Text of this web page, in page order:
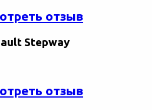
отзыв
Stepway
отзыв